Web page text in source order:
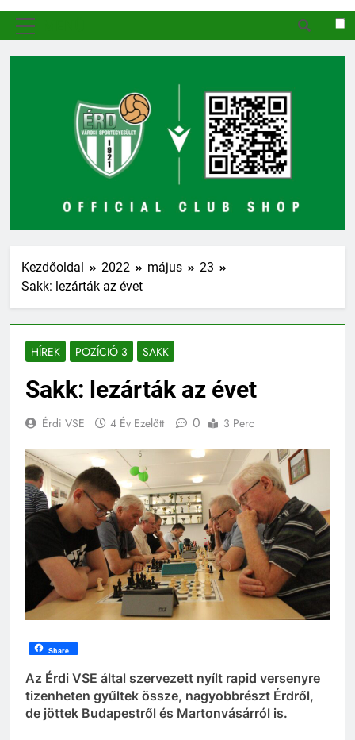
Kezdőoldal 2022 május
23
Sakk: lezárták az évet
HÍREK POZÍCIÓ 3 SAKK
Sakk: lezárták az évet
Érdi VSE 4 Év Ezelőtt 0 3 Perc
Share
Az Érdi VSE által szervezett nyílt rapid versenyre
tizenheten gyűltek össze, nagyobbrészt Érdről,
de jöttek Budapestről és Martonvásárról is.